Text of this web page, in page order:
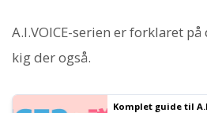
A.I.VOICE-serien er forklaret
kig der også.
Komplet guide til